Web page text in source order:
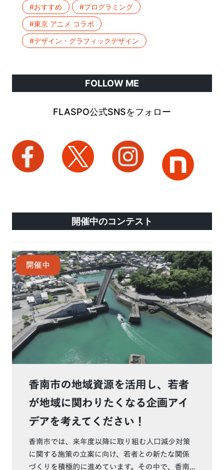
#おすすめ
#プログラミング
#東京 アニメ コラボ
#デザイン・グラフィックデザイン
FOLLOW ME
FLASPO公式SNSをフォロー
開催中のコンテスト